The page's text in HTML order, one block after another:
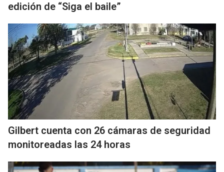
edición de “Siga el baile”
Gilbert cuenta con 26 cámaras de seguridad
monitoreadas las 24 horas